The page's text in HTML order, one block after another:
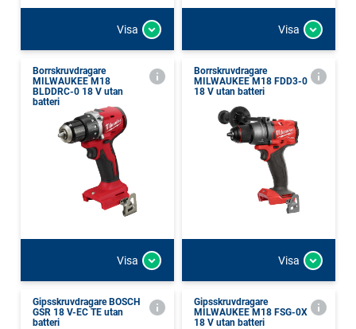
Visa Visa
Borrskruvdragare
MILWAUKEE M18
BLDDRC-0 18 V utan
batteri
Visa
Borrskruvdragare
MILWAUKEE M18 FDD3-0
18 V utan batteri
Visa
Gipsskruvdragare BOSCH
GSR 18 V-EC TE utan
batteri
Gipsskruvdragare
MILWAUKEE M18 FSG-0X
18 V utan batteri